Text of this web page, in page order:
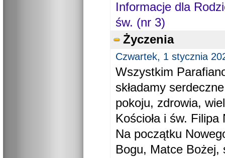
Informacje dla
św. (nr 3)
Życzenia
Czwartek, 1 stycznia
Wszystkim
składamy
pokoju, zdrowia,
Kościoła i św. Filipa
Na początku
Bogu, Matce Bożej,